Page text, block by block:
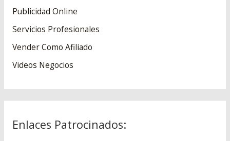
Publicidad Online
Servicios Profesionales
Vender Como Afiliado
Videos Negocios
Enlaces Patrocinados: